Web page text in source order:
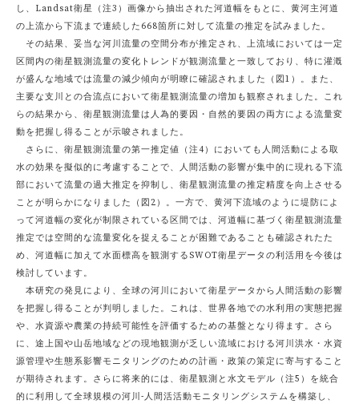
し、Landsat衛星（注3）画像から抽出された河道幅をもとに、黄河主河道
の上流から下流まで連続した668箇所に対して流量の推定を試みました。
その結果、妥当な河川流量の空間分布が推定され、上流域においては一定
区間内の衛星観測流量の変化トレンドが観測流量と一致しており、特に灌漑
が盛んな地域では流量の減少傾向が明瞭に確認されました（図1）。また、
主要な支川との合流点において衛星観測流量の増加も観察されました。これ
らの結果から、衛星観測流量は人為的要因・自然的要因の両方による流量変
動を把握し得ることが示唆されました。
さらに、衛星観測流量の第一推定値（注4）においても人間活動による取
水の効果を擬似的に考慮することで、人間活動の影響が集中的に現れる下流
部において流量の過大推定を抑制し、衛星観測流量の推定精度を向上させる
ことが明らかになりました（図2）。一方で、黄河下流域のように堤防によ
って河道幅の変化が制限されている区間では、河道幅に基づく衛星観測流量
推定では空間的な流量変化を捉えることが困難であることも確認されたた
め、河道幅に加えて水面標高を観測するSWOT衛星データの利活用を今後は
検討しています。
本研究の発見により、全球の河川において衛星データから人間活動の影響
を把握し得ることが判明しました。これは、世界各地での水利用の実態把握
や、水資源や農業の持続可能性を評価するための基盤となり得ます。さら
に、途上国や山岳地域などの現地観測が乏しい流域における河川洪水・水資
源管理や生態系影響モニタリングのための計画・政策の策定に寄与すること
が期待されます。さらに将来的には、衛星観測と水文モデル（注5）を統合
的に利用して全球規模の河川-人間活活動モニタリングシステムを構築し、